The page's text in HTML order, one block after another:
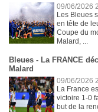
09/06/2026
Les Bleues
en tête de
Coupe du
Malard, ...
Bleues - La FRANCE
Malard
09/06/2026
La France
victoire 1-0
but de la